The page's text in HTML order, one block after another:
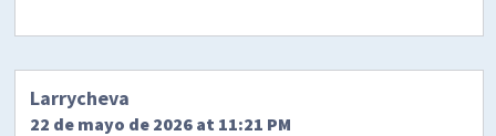
Larrycheva
22 de mayo de 2026 at 11:21 PM